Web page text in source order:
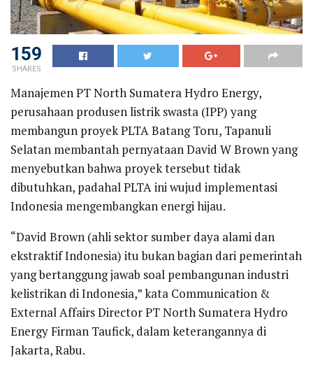
159
SHARES
Manajemen PT North Sumatera Hydro Energy,
perusahaan produsen listrik swasta (IPP) yang
membangun proyek PLTA Batang Toru, Tapanuli
Selatan membantah pernyataan David W Brown yang
menyebutkan bahwa proyek tersebut tidak
dibutuhkan, padahal PLTA ini wujud implementasi
Indonesia mengembangkan energi hijau.
“David Brown (ahli sektor sumber daya alami dan
ekstraktif Indonesia) itu bukan bagian dari pemerintah
yang bertanggung jawab soal pembangunan industri
kelistrikan di Indonesia,” kata Communication &
External Affairs Director PT North Sumatera Hydro
Energy Firman Taufick, dalam keterangannya di
Jakarta, Rabu.